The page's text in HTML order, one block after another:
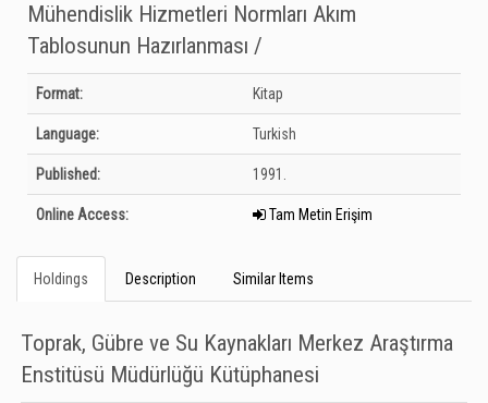
Mühendislik Hizmetleri Normları Akım
Tablosunun Hazırlanması /
Bibliographic Details
Format: Kitap
Language: Turkish
Published: 1991.
Online Access: Tam Metin Erişim
Holdings Description Similar Items
Toprak, Gübre ve Su Kaynakları Merkez Araştırma
Enstitüsü Müdürlüğü Kütüphanesi